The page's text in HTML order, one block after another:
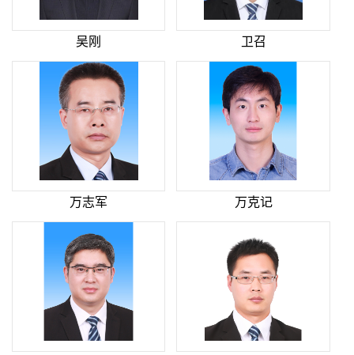
吴刚 卫召
万志军 万克记